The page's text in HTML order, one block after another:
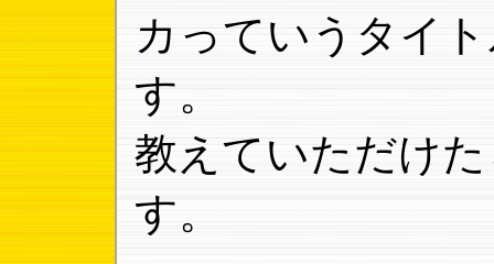
カっていうタイ
す。
教えていただけ
す。